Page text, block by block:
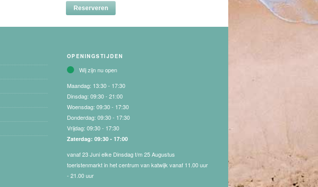
OPENINGSTIJDEN
Wij zijn nu open
Maandag: 13:30 - 17:30
Dinsdag: 09:30 - 21:00
Woensdag: 09:30 - 17:30
Donderdag: 09:30 - 17:30
Vrijdag: 09:30 - 17:30
Zaterdag: 09:30 - 17:00
vanaf 23 Juni elke Dinsdag t/m 25 Augustus
toeristenmarkt in het centrum van katwijk vanaf 11.00 uur
- 21.00 uur